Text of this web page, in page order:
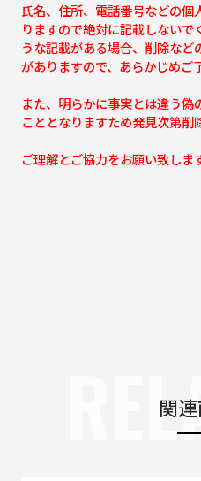
氏名、住所、電話番号などの
りますので絶対に記載しない
うな記載がある場合、削除な
がありますので、あらかじめご
また、明らかに事実とは違う
こととなりますため発見次第削
ご理解とご協力をお願い致しま
関